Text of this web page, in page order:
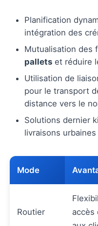
Planification
intégration des
Mutualisation des
pallets et réduire
Utilisation de
pour le transport
distance vers le
Solutions dernier
livraisons
Mode
Routier
accès